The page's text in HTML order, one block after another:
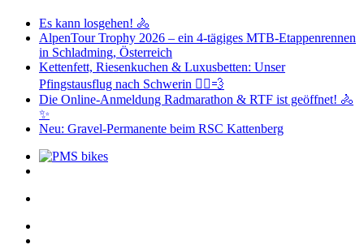
Es kann losgehen! 🚴
AlpenTour Trophy 2026 – ein 4-tägiges MTB-Etappenrennen
in Schladming, Österreich
Kettenfett, Riesenkuchen & Luxusbetten: Unser
Pfingstausflug nach Schwerin 🚴‍♂️💨
Die Online-Anmeldung Radmarathon & RTF ist geöffnet! 🚴
✨
Neu: Gravel-Permanente beim RSC Kattenberg